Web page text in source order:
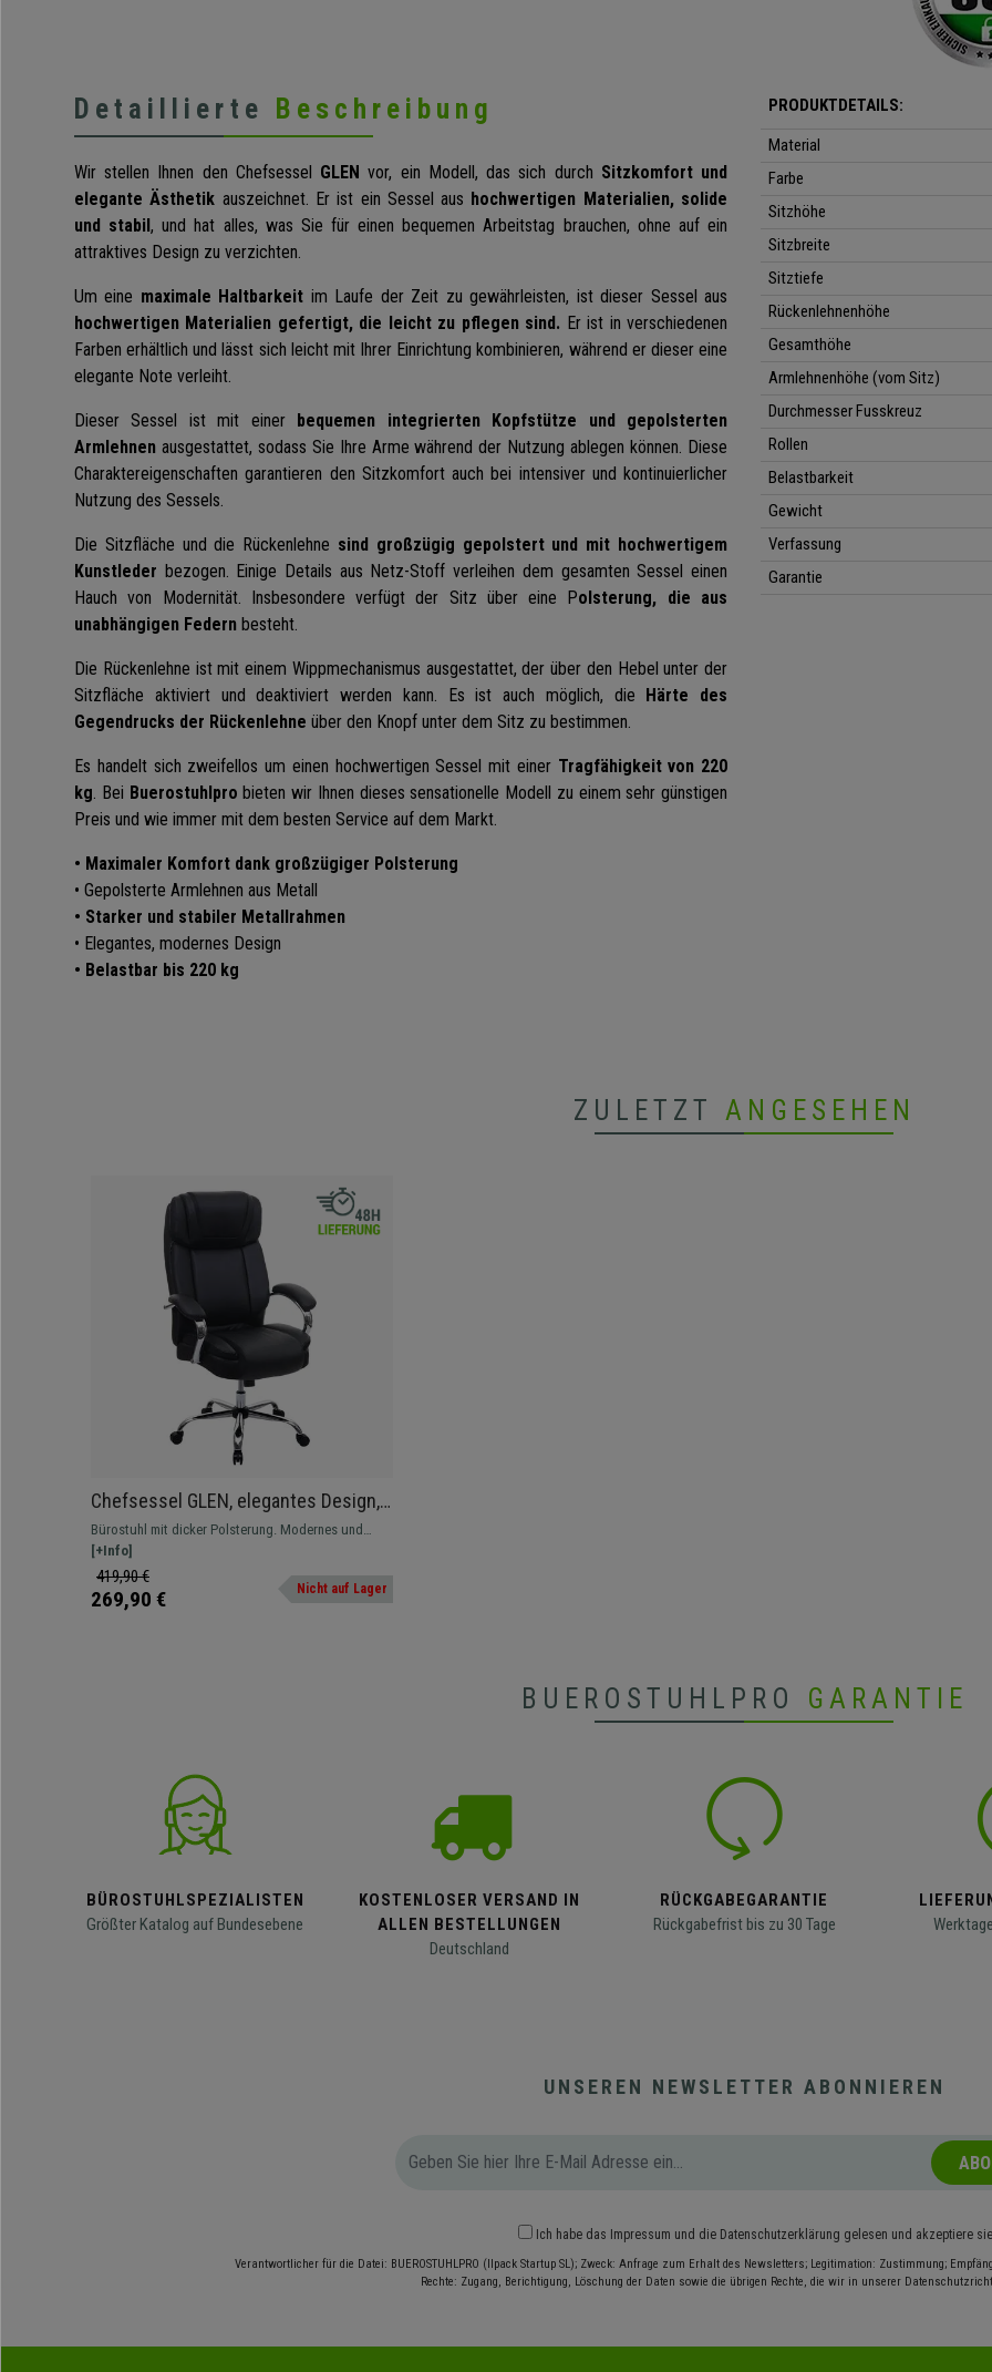
Detaillierte Beschreibung
Wir stellen Ihnen den Chefsessel GLEN vor, ein Modell, das sich durch Sitzkomfort und
elegante Ästhetik auszeichnet. Er ist ein Sessel aus hochwertigen Materialien, solide
und stabil, und hat alles, was Sie für einen bequemen Arbeitstag brauchen, ohne auf ein
attraktives Design zu verzichten.
Um eine maximale Haltbarkeit im Laufe der Zeit zu gewährleisten, ist dieser Sessel aus
hochwertigen Materialien gefertigt, die leicht zu pflegen sind. Er ist in verschiedenen
Farben erhältlich und lässt sich leicht mit Ihrer Einrichtung kombinieren, während er dieser eine
elegante Note verleiht.
Dieser Sessel ist mit einer bequemen integrierten Kopfstütze und gepolsterten
Armlehnen ausgestattet, sodass Sie Ihre Arme während der Nutzung ablegen können. Diese
Charaktereigenschaften garantieren den Sitzkomfort auch bei intensiver und kontinuierlicher
Nutzung des Sessels.
Die Sitzfläche und die Rückenlehne sind großzügig gepolstert und mit hochwertigem
Kunstleder bezogen. Einige Details aus Netz-Stoff verleihen dem gesamten Sessel einen
Hauch von Modernität. Insbesondere verfügt der Sitz über eine Polsterung, die aus
unabhängigen Federn besteht.
Die Rückenlehne ist mit einem Wippmechanismus ausgestattet, der über den Hebel unter der
Sitzfläche aktiviert und deaktiviert werden kann. Es ist auch möglich, die Härte des
Gegendrucks der Rückenlehne über den Knopf unter dem Sitz zu bestimmen.
Es handelt sich zweifellos um einen hochwertigen Sessel mit einer Tragfähigkeit von 220
kg. Bei Buerostuhlpro bieten wir Ihnen dieses sensationelle Modell zu einem sehr günstigen
Preis und wie immer mit dem besten Service auf dem Markt.
• Maximaler Komfort dank großzügiger Polsterung
• Gepolsterte Armlehnen aus Metall
• Starker und stabiler Metallrahmen
• Elegantes, modernes Design
• Belastbar bis 220 kg
PRODUKTDETAILS:
Material
Farbe
Sitzhöhe
Sitzbreite
Sitztiefe
Rückenlehnenhöhe
Gesamthöhe
Armlehnenhöhe (vom Sitz)
Durchmesser Fusskreuz
Rollen
Belastbarkeit
Gewicht
Verfassung
Garantie
ZULETZT ANGESEHEN
Chefsessel GLEN, elegantes Design,
dick gepolstert, belastbar bis 220kg,
Kunstleder, Farbe Schwarz
Bürostuhl mit dicker Polsterung. Modernes und
elegantes Design. Sehr widerstandsfähig und
belastbar bis 220kg
[+Info]
419,90 €
269,90 € Nicht auf Lager
BUEROSTUHLPRO GARANTIE
BÜROSTUHLSPEZIALISTEN
Größter Katalog auf Bundesebene
KOSTENLOSER VERSAND IN
ALLEN BESTELLUNGEN
Deutschland
RÜCKGABEGARANTIE
Rückgabefrist bis zu 30 Tage
UNSEREN NEWSLETTER ABONNIEREN
Ich habe das Impressum und die Datenschutzerklärung gelesen und akzeptiere sie
Verantwortlicher für die Datei: BUEROSTUHLPRO (Ilpack Startup SL); Zweck: Anfrage zum Erhalt des Newsletters; Legitimation: Zustimmung;
Rechte: Zugang, Berichtigung, Löschung der Daten sowie die übrigen Rechte, die wir in unserer